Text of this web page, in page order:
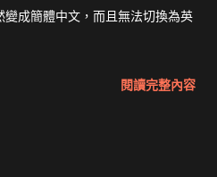
成簡體中文，而且無法切換為英
閱讀完整內容